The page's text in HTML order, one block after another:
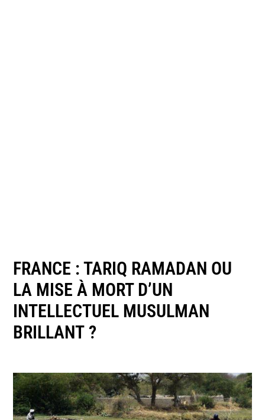
FRANCE : TARIQ RAMADAN OU
LA MISE À MORT D’UN
INTELLECTUEL MUSULMAN
BRILLANT ?